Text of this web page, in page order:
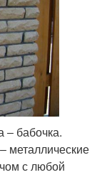
бабочка.
металлические
с любой